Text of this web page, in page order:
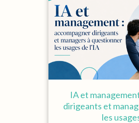
IA et
dirigeants et
les